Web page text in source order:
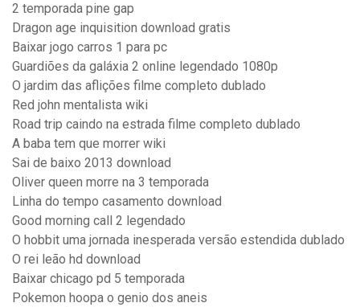
2 temporada pine gap
Dragon age inquisition download gratis
Baixar jogo carros 1 para pc
Guardiões da galáxia 2 online legendado 1080p
O jardim das aflições filme completo dublado
Red john mentalista wiki
Road trip caindo na estrada filme completo dublado
A baba tem que morrer wiki
Sai de baixo 2013 download
Oliver queen morre na 3 temporada
Linha do tempo casamento download
Good morning call 2 legendado
O hobbit uma jornada inesperada versão estendida dublado
O rei leão hd download
Baixar chicago pd 5 temporada
Pokemon hoopa o genio dos aneis